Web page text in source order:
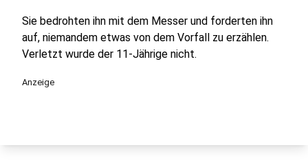
Sie bedrohten ihn mit dem Messer und forderten ihn
auf, niemandem etwas von dem Vorfall zu erzählen.
Verletzt wurde der 11-Jährige nicht.
Anzeige